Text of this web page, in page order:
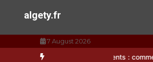
algety.fr
7 August 2026
Brosse à dents : comment bien choisir la